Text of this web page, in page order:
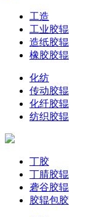
工造
工业胶辊
造纸胶辊
橡胶胶辊
化纺
传动胶辊
化纤胶辊
纺织胶辊
丁胶
丁腈胶辊
砻谷胶辊
胶辊包胶